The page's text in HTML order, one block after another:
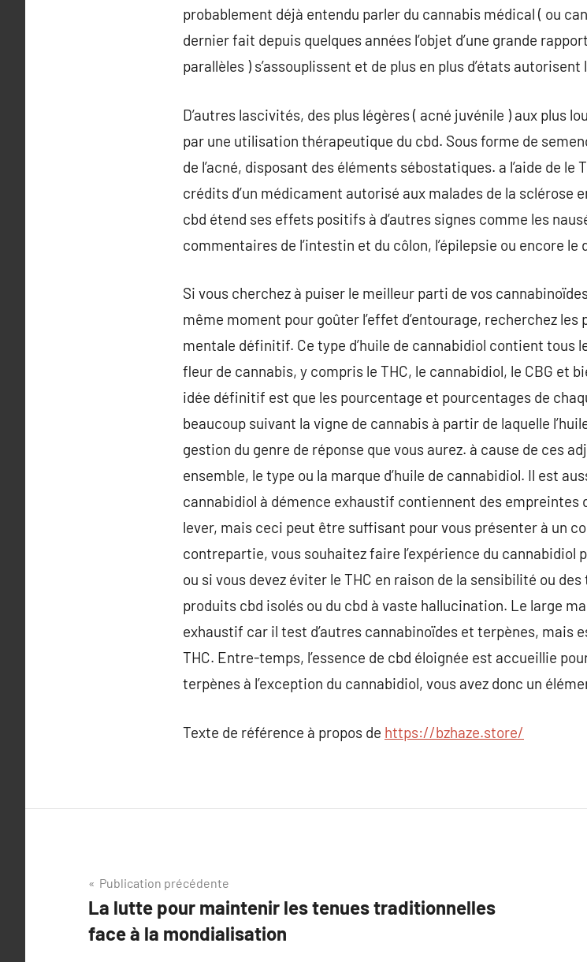
probablement déjà entendu parler du cannabis médical ( ou
dernier fait depuis quelques années l’objet d’une grande
parallèles ) s’assouplissent et de plus en plus d’états
D’autres lascivités, des plus légères ( acné juvénile ) aux plus
par une utilisation thérapeutique du cbd. Sous forme de
de l’acné, disposant des éléments sébostatiques. a l’aide de le
crédits d’un médicament autorisé aux malades de la sclérose
cbd étend ses effets positifs à d’autres signes comme les
commentaires de l’intestin et du côlon, l’épilepsie ou encore le
Si vous cherchez à puiser le meilleur parti de vos
même moment pour goûter l’effet d’entourage, recherchez
mentale définitif. Ce type d’huile de cannabidiol contient tous
fleur de cannabis, y compris le THC, le cannabidiol, le CBG et
idée définitif est que les pourcentage et pourcentages de
beaucoup suivant la vigne de cannabis à partir de laquelle
gestion du genre de réponse que vous aurez. à cause de ces
ensemble, le type ou la marque d’huile de cannabidiol. Il est
cannabidiol à démence exhaustif contiennent des empreintes
lever, mais ceci peut être suffisant pour vous présenter à un
contrepartie, vous souhaitez faire l’expérience du cannabidiol
ou si vous devez éviter le THC en raison de la sensibilité ou
produits cbd isolés ou du cbd à vaste hallucination. Le large
exhaustif car il test d’autres cannabinoïdes et terpènes, mais
THC. Entre-temps, l’essence de cbd éloignée est accueillie
terpènes à l’exception du cannabidiol, vous avez donc un
Texte de référence à propos de https://bzhaze.store/
Navigation
de
l’article
Publication précédente
La lutte pour maintenir les tenues traditionnelles
face à la mondialisation